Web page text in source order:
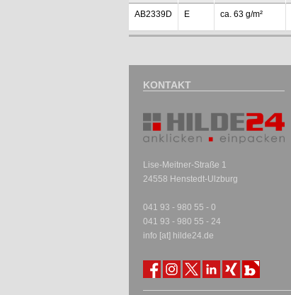
AB2339D E ca. 63 g/m²
KONTAKT
Lise-Meitner-Straße 1
24558 Henstedt-Ulzburg
041 93 - 980 55 - 0
041 93 - 980 55 - 24
info [at] hilde24.de